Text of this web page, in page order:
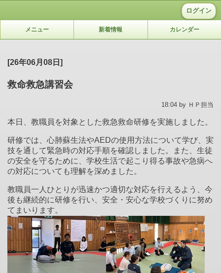
ログイン
メニュー 新着情報 カレンダー
[26年06月08日]
救命救急講習会
18:04 by ＨＰ担当
本日、教職員を対象とした救急救命研修を実施しました。
研修では、心肺蘇生法やAEDの使用方法について学び、実
技を通して緊急時の対応手順を確認しました。また、生徒
の安全を守るために、学校生活で起こり得る事故や急病へ
の対応についても理解を深めました。
教職員一人ひとりが迅速かつ適切な対応を行えるよう、今
後も継続的に研修を行い、安全・安心な学校づくりに努め
てまいります。